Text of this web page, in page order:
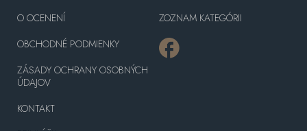
O OCENENÍ
OBCHODNÉ PODMIENKY
ZÁSADY OCHRANY OSOBNÝCH
ÚDAJOV
KONTAKT
ZOZNAM KATEGÓRII